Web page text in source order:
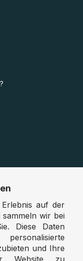
auf der
sammeln wir bei
Diese Daten
und Ihre
Website zu